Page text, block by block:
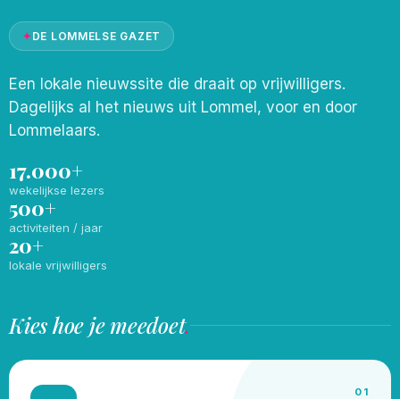
✦DE LOMMELSE GAZET
Een lokale nieuwssite die draait op vrijwilligers.
Dagelijks al het nieuws uit Lommel, voor en door
Lommelaars.
17.000+
wekelijkse lezers
500+
activiteiten / jaar
20+
lokale vrijwilligers
Kies hoe je meedoet.
01